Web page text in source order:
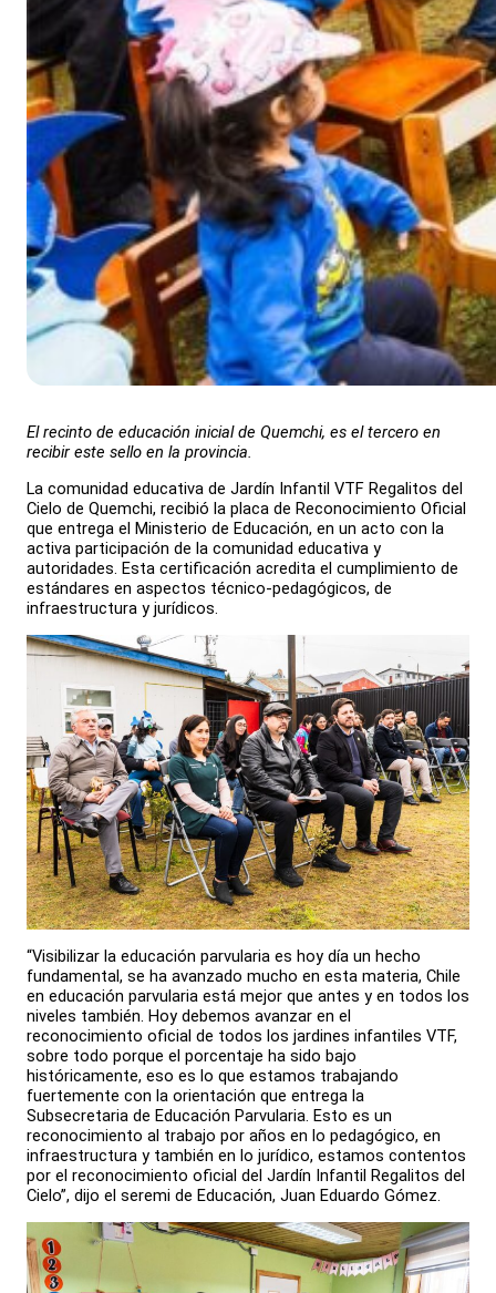
El recinto de educación inicial de Quemchi, es el tercero en
recibir este sello en la provincia.
La comunidad educativa de Jardín Infantil VTF Regalitos del
Cielo de Quemchi, recibió la placa de Reconocimiento Oficial
que entrega el Ministerio de Educación, en un acto con la
activa participación de la comunidad educativa y
autoridades. Esta certificación acredita el cumplimiento de
estándares en aspectos técnico-pedagógicos, de
infraestructura y jurídicos.
“Visibilizar la educación parvularia es hoy día un hecho
fundamental, se ha avanzado mucho en esta materia, Chile
en educación parvularia está mejor que antes y en todos los
niveles también. Hoy debemos avanzar en el
reconocimiento oficial de todos los jardines infantiles VTF,
sobre todo porque el porcentaje ha sido bajo
históricamente, eso es lo que estamos trabajando
fuertemente con la orientación que entrega la
Subsecretaria de Educación Parvularia. Esto es un
reconocimiento al trabajo por años en lo pedagógico, en
infraestructura y también en lo jurídico, estamos contentos
por el reconocimiento oficial del Jardín Infantil Regalitos del
Cielo”, dijo el seremi de Educación, Juan Eduardo Gómez.